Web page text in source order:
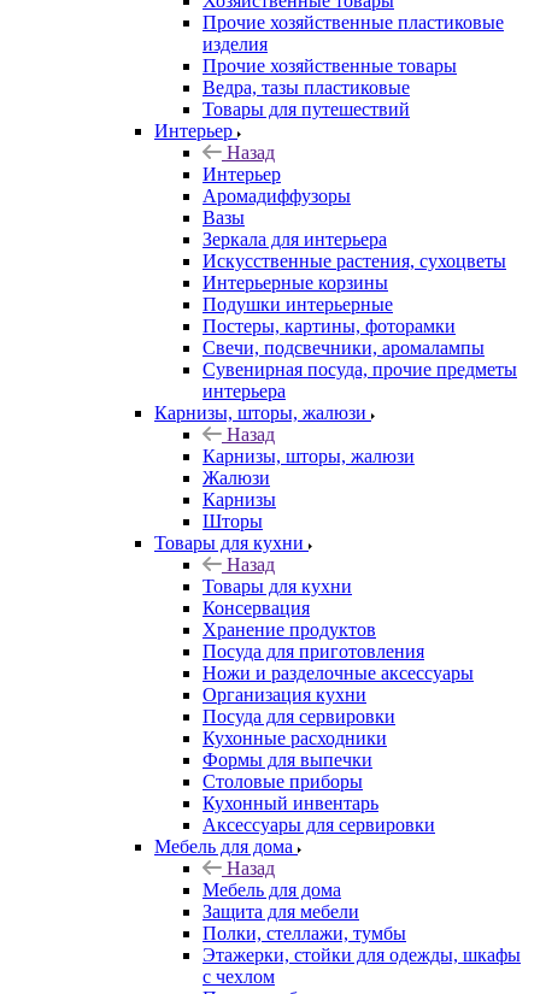
Прочие хозяйственные пластиковые
изделия
Прочие хозяйственные товары
Ведра, тазы пластиковые
Товары для путешествий
Интерьер
Назад
Интерьер
Аромадиффузоры
Вазы
Зеркала для интерьера
Искусственные растения, сухоцветы
Интерьерные корзины
Подушки интерьерные
Постеры, картины, фоторамки
Свечи, подсвечники, аромалампы
Сувенирная посуда, прочие предметы
интерьера
Карнизы, шторы, жалюзи
Назад
Карнизы, шторы, жалюзи
Жалюзи
Карнизы
Шторы
Товары для кухни
Назад
Товары для кухни
Консервация
Хранение продуктов
Посуда для приготовления
Ножи и разделочные аксессуары
Организация кухни
Посуда для сервировки
Кухонные расходники
Формы для выпечки
Столовые приборы
Кухонный инвентарь
Аксессуары для сервировки
Мебель для дома
Назад
Мебель для дома
Защита для мебели
Полки, стеллажи, тумбы
Этажерки, стойки для одежды, шкафы
с чехлом